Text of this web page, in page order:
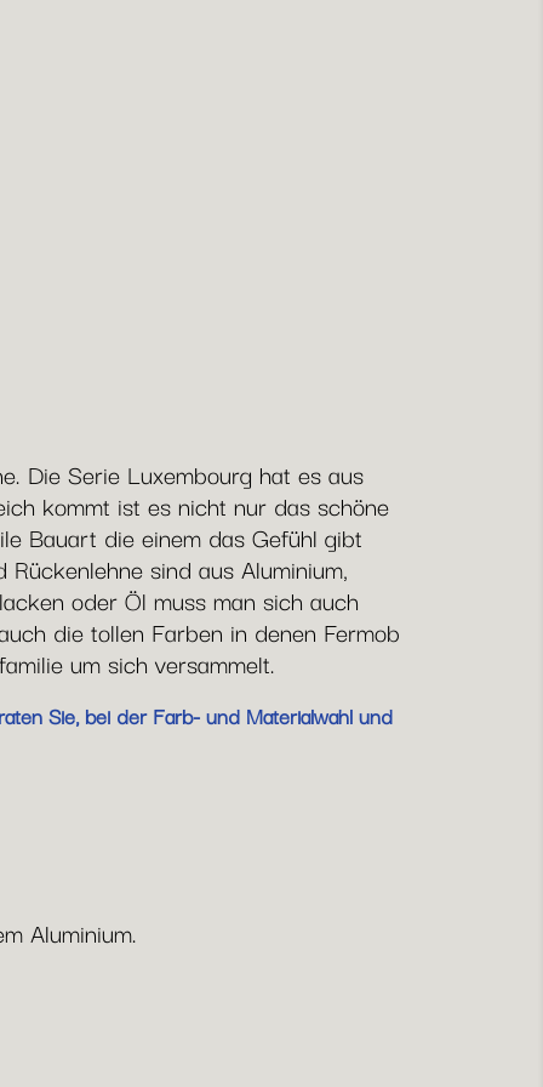
Die Serie Luxembourg hat es aus
kommt ist es nicht nur das schöne
Bauart die einem das Gefühl gibt
sind aus Aluminium,
oder Öl muss man sich auch
die tollen Farben in denen Fermob
um sich versammelt.
Sie, bei der Farb- und Materialwahl und
Aluminium.